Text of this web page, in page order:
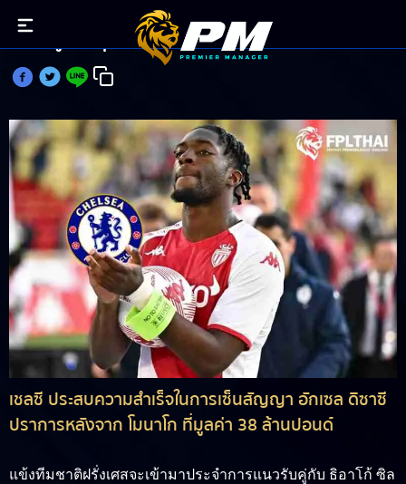
สิงห์บลู บรรลุข้อตกลง 38 ลป. ดึง ดิซาซี ยืนแนวรับ
เชลซี ประสบความสำเร็จในการเซ็นสัญญา อักเซล ดิซาซี
ปราการหลังจาก โมนาโก ที่มูลค่า 38 ล้านปอนด์
แข้งทีมชาติฝรั่งเศสจะเข้ามาประจำการแนวรับคู่กับ ธิอาโก้ ซิล